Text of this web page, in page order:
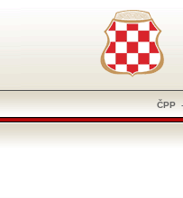
ČPP